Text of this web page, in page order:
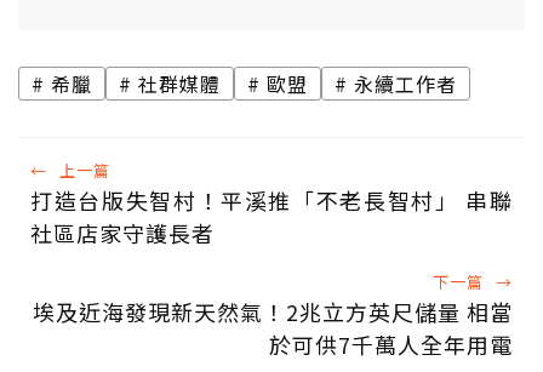
希臘 社群媒體 歐盟 永續工作者
← 上一篇
打造台版失智村！平溪推「不老長智村」 串聯
社區店家守護長者
下一篇 →
埃及近海發現新天然氣！2兆立方英尺儲量 相當
於可供7千萬人全年用電